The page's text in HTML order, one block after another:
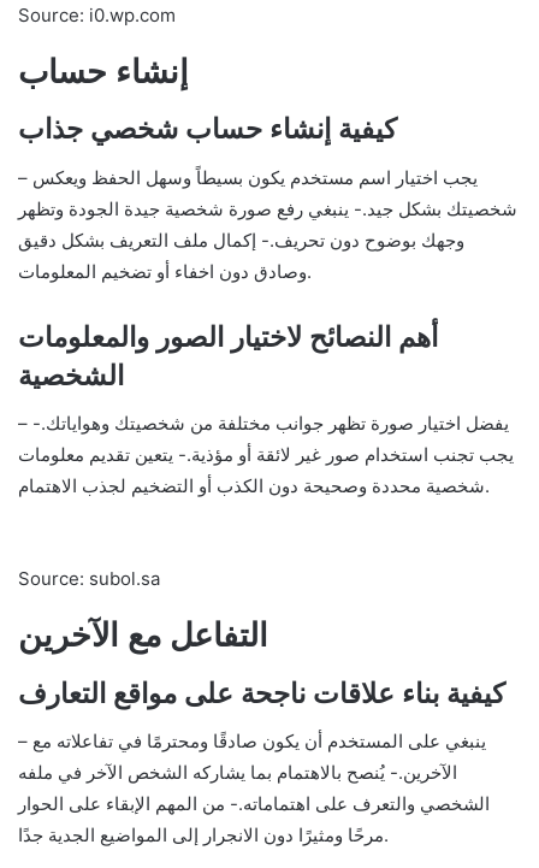
Source: i0.wp.com
إنشاء حساب
كيفية إنشاء حساب شخصي جذاب
– يجب اختيار اسم مستخدم يكون بسيطاً وسهل الحفظ ويعكس
شخصيتك بشكل جيد.- ينبغي رفع صورة شخصية جيدة الجودة وتظهر
وجهك بوضوح دون تحريف.- إكمال ملف التعريف بشكل دقيق
وصادق دون اخفاء أو تضخيم المعلومات.
أهم النصائح لاختيار الصور والمعلومات
الشخصية
– يفضل اختيار صورة تظهر جوانب مختلفة من شخصيتك وهواياتك.-
يجب تجنب استخدام صور غير لائقة أو مؤذية.- يتعين تقديم معلومات
شخصية محددة وصحيحة دون الكذب أو التضخيم لجذب الاهتمام.
Source: subol.sa
التفاعل مع الآخرين
كيفية بناء علاقات ناجحة على مواقع التعارف
– ينبغي على المستخدم أن يكون صادقًا ومحترمًا في تفاعلاته مع
الآخرين.- يُنصح بالاهتمام بما يشاركه الشخص الآخر في ملفه
الشخصي والتعرف على اهتماماته.- من المهم الإبقاء على الحوار
مرحًا ومثيرًا دون الانجرار إلى المواضيع الجدية جدًا.